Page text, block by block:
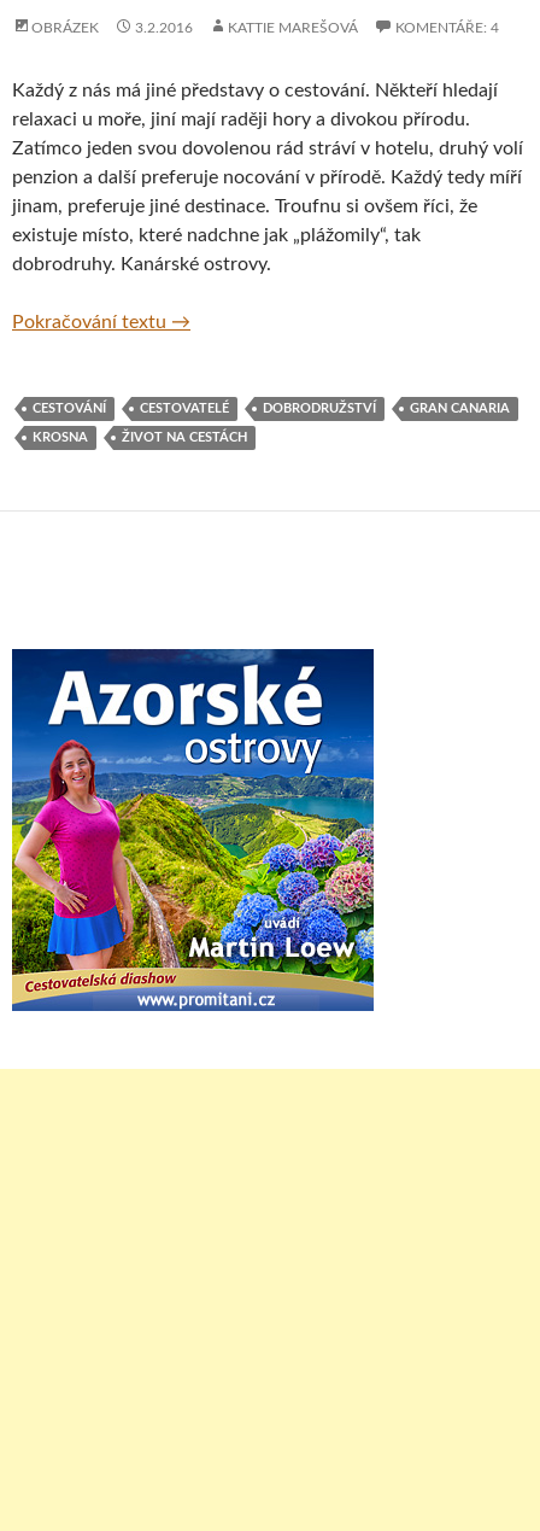
OBRÁZEK 3.2.2016 KATTIE MAREŠOVÁ KOMENTÁŘE: 4
Každý z nás má jiné představy o cestování. Někteří hledají
relaxaci u moře, jiní mají raději hory a divokou přírodu.
Zatímco jeden svou dovolenou rád stráví v hotelu, druhý volí
penzion a další preferuje nocování v přírodě. Každý tedy míří
jinam, preferuje jiné destinace. Troufnu si ovšem říci, že
existuje místo, které nadchne jak „plážomily“, tak
dobrodruhy. Kanárské ostrovy.
Pokračování textu Kanárské ostrovy s krosnou na zádech –
→
CESTOVÁNÍ CESTOVATELÉ DOBRODRUŽSTVÍ GRAN CANARIA
KROSNA ŽIVOT NA CESTÁCH